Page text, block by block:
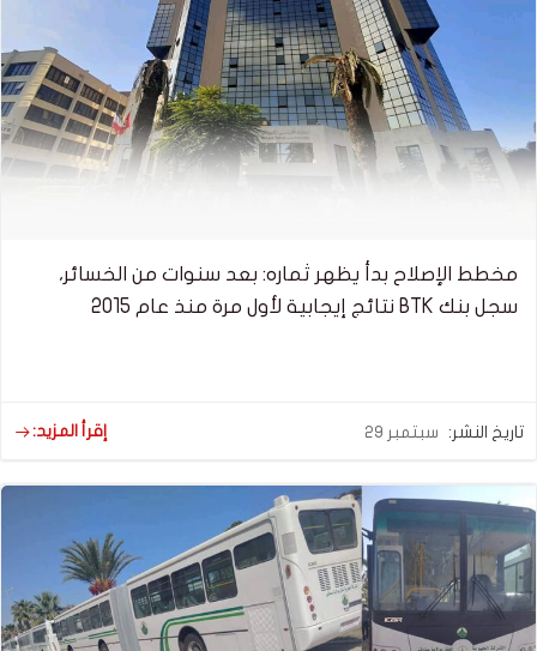
مخطط الإصلاح بدأ يظهر ثماره: بعد سنوات من الخسائر،
سجل بنك BTK نتائج إيجابية لأول مرة منذ عام 2015
تاريخ النشر: سبتمبر 29 إقرأ المزيد: